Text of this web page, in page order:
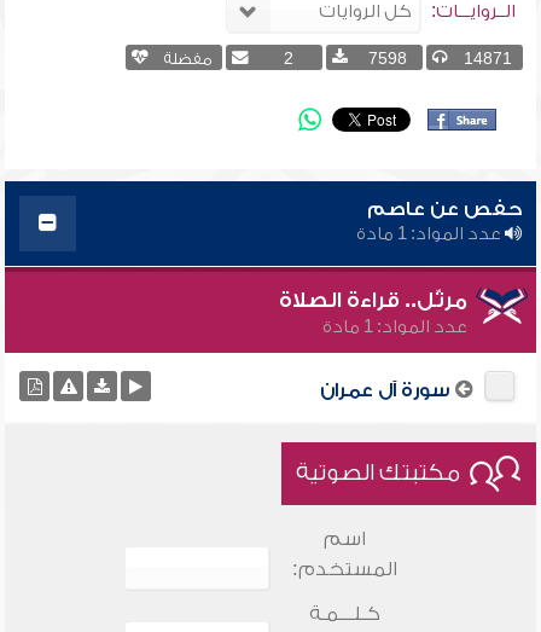
الــروايـــات:
14871
7598
2 مفضلة
حفص عن عاصم
عدد المواد: 1 مادة
مرتّل.. قراءة الصلاة
عدد المواد: 1 مادة
سورة آل عمران
مكتبتك الصوتية
اسم
المستخدم:
كـلـــمـة